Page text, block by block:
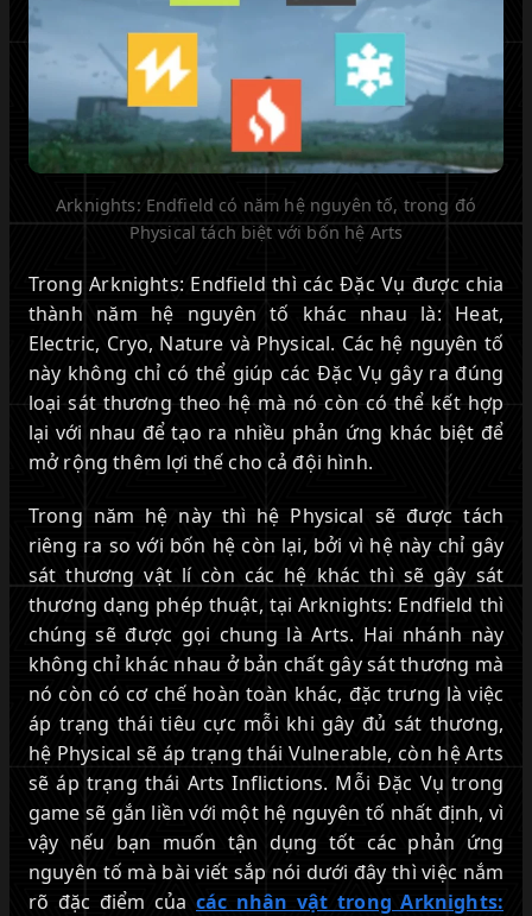
Arknights: Endfield có năm hệ nguyên tố, trong đó
Physical tách biệt với bốn hệ Arts
Trong Arknights: Endfield thì các Đặc Vụ được chia
thành năm hệ nguyên tố khác nhau là: Heat,
Electric, Cryo, Nature và Physical. Các hệ nguyên tố
này không chỉ có thể giúp các Đặc Vụ gây ra đúng
loại sát thương theo hệ mà nó còn có thể kết hợp
lại với nhau để tạo ra nhiều phản ứng khác biệt để
mở rộng thêm lợi thế cho cả đội hình.
Trong năm hệ này thì hệ Physical sẽ được tách
riêng ra so với bốn hệ còn lại, bởi vì hệ này chỉ gây
sát thương vật lí còn các hệ khác thì sẽ gây sát
thương dạng phép thuật, tại Arknights: Endfield thì
chúng sẽ được gọi chung là Arts. Hai nhánh này
không chỉ khác nhau ở bản chất gây sát thương mà
nó còn có cơ chế hoàn toàn khác, đặc trưng là việc
áp trạng thái tiêu cực mỗi khi gây đủ sát thương,
hệ Physical sẽ áp trạng thái Vulnerable, còn hệ Arts
sẽ áp trạng thái Arts Inflictions. Mỗi Đặc Vụ trong
game sẽ gắn liền với một hệ nguyên tố nhất định, vì
vậy nếu bạn muốn tận dụng tốt các phản ứng
nguyên tố mà bài viết sắp nói dưới đây thì việc nắm
rõ đặc điểm của các nhân vật trong Arknights: